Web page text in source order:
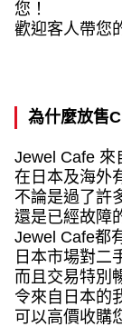
您！
歡迎客人帶您
為什麼放售
Jewel Cafe 來
在日本及海外
不論是過了許
還是已經故障
Jewel Cafe都
日本市場對二
而且交易特別
令來自日本的
可以高價收購